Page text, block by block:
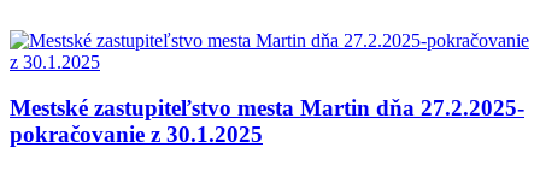
Mestské zastupiteľstvo mesta Martin dňa 27.2.2025-
pokračovanie z 30.1.2025